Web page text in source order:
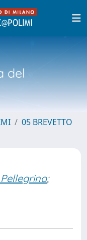
del
05 BREVETTO
Pellegrino;